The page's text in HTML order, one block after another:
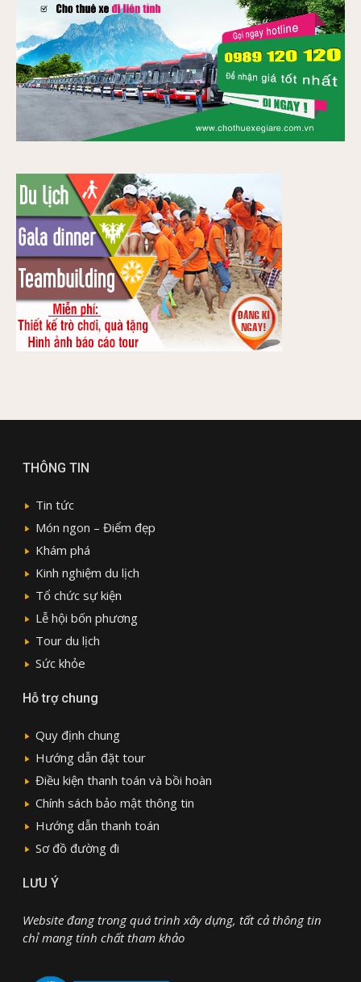
THÔNG TIN
Tin tức
Món ngon – Điểm đẹp
Khám phá
Kinh nghiệm du lịch
Tổ chức sự kiện
Lễ hội bốn phương
Tour du lịch
Sức khỏe
Hỗ trợ chung
Quy định chung
Hướng dẫn đặt tour
Điều kiện thanh toán và bồi hoàn
Chính sách bảo mật thông tin
Hướng dẫn thanh toán
Sơ đồ đường đi
LƯU Ý
Website đang trong quá trình xây dựng, tất cả thông tin
chỉ mang tính chất tham khảo